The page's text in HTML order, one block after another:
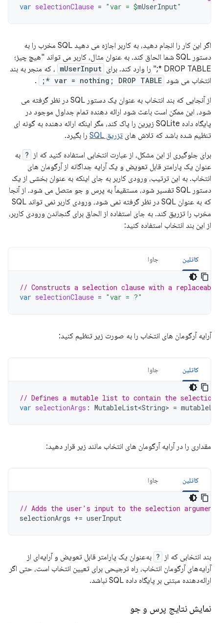
var selectionClause = "var = $mUserInput"
اگر این کار را انجام دهید، به کاربر اجازه می دهید SQL مخرب را به
دستور SQL شما الحاق کند. به عنوان مثال، کاربر می تواند "هیچ چیز؛
DROP TABLE *;" را وارد کند. برای
mUserInput ، که منجر به بند
انتخاب می شود var = nothing; DROP TABLE *;
.
از آنجایی که بند انتخاب به عنوان یک دستور SQL در نظر گرفته می
شود، این ممکن است باعث شود ارائه دهنده تمام جداول موجود در
پایگاه داده SQLite زیرین را پاک کند، مگر اینکه ارائه دهنده به گونه ای
تنظیم شده باشد که تلاش های تزریق SQL
را بگیرد.
برای جلوگیری از این مشکل، از عبارت انتخابی استفاده کنید که از
? به
عنوان یک پارامتر قابل تعویض و یک آرایه جداگانه از آرگومان های
انتخاب. به این ترتیب، ورودی کاربر به جای اینکه به عنوان بخشی از یک
دستور SQL تفسیر شود، مستقیماً به پرس و جو متصل می شود. از آنجا
که به عنوان SQL در نظر گرفته نمی شود، ورودی کاربر نمی تواند SQL
مخرب را تزریق کند. به جای استفاده از الحاق برای گنجاندن ورودی کاربر،
از این بند انتخاب استفاده کنید:
کاتلین جاوا
// Constructs a selection clause with a replaceable
var selectionClause = "var = ?"
آرایه آرگومان های انتخاب را به صورت زیر تنظیم کنید:
کاتلین جاوا
// Defines a mutable list to contain the selection
var selectionArgs : MutableList<String> =
مقداری را در آرایه آرگومان های انتخاب مانند زیر قرار دهید:
کاتلین جاوا
// Adds the user's input to the selection argument
selectionArgs += userInput
بند انتخابی که از ? به‌عنوان یک پارامتر قابل تعویض و آرایه‌ای از
آرایه‌های آرگومان انتخاب، راه ترجیحی برای تعیین انتخاب است، حتی اگر
ارائه‌دهنده مبتنی بر پایگاه داده SQL نباشد.
نمایش نتایج پرس و جو